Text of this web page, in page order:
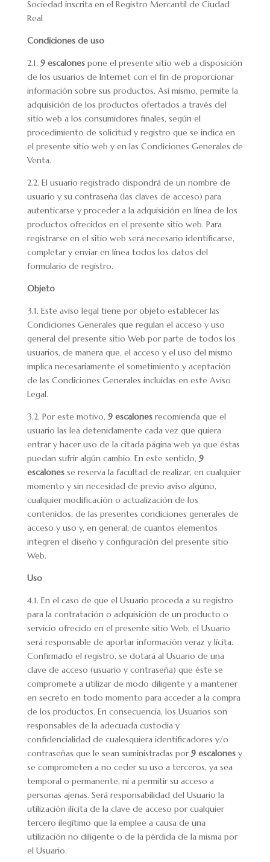
Sociedad inscrita en el Registro Mercantil de Ciudad
Real
Condiciones de uso
2.1. 9 escalonespone el presente sitio web a disposición
de los usuarios de Internet con el fin de proporcionar
información sobre sus productos. Así mismo, permite la
adquisición de los productos ofertados a través del
sitio web a los consumidores finales, según el
procedimiento de solicitud y registro que se indica en
el presente sitio web y en las Condiciones Generales de
Venta.
2.2. El usuario registrado dispondrá de un nombre de
usuario y su contraseña (las claves de acceso) para
autenticarse y proceder a la adquisición en línea de los
productos ofrecidos en el presente sitio web. Para
registrarse en el sitio web será necesario identificarse,
completar y enviar en línea todos los datos del
formulario de registro.
Objeto
3.1. Este aviso legal tiene por objeto establecer las
Condiciones Generales que regulan el acceso y uso
general del presente sitio Web por parte de todos los
usuarios, de manera que, el acceso y el uso del mismo
implica necesariamente el sometimiento y aceptación
de las Condiciones Generales incluidas en este Aviso
Legal.
3.2. Por este motivo, 9 escalones recomienda que el
usuario las lea detenidamente cada vez que quiera
entrar y hacer uso de la citada página web ya que éstas
puedan sufrir algún cambio. En este sentido, 9
escalones se reserva la facultad de realizar, en cualquier
momento y sin necesidad de previo aviso alguno,
cualquier modificación o actualización de los
contenidos, de las presentes condiciones generales de
acceso y uso y, en general, de cuantos elementos
integren el diseño y configuración del presente sitio
Web.
Uso
4.1. En el caso de que el Usuario proceda a su registro
para la contratación o adquisición de un producto o
servicio ofrecido en el presente sitio Web, el Usuario
será responsable de aportar información veraz y lícita.
Confirmado el registro, se dotará al Usuario de una
clave de acceso (usuario y contraseña) que éste se
compromete a utilizar de modo diligente y a mantener
en secreto en todo momento para acceder a la compra
de los productos. En consecuencia, los Usuarios son
responsables de la adecuada custodia y
confidencialidad de cualesquiera identificadores y/o
contraseñas que le sean suministradas por9 escalones y
se comprometen a no ceder su uso a terceros, ya sea
temporal o permanente, ni a permitir su acceso a
personas ajenas. Será responsabilidad del Usuario la
utilización ilícita de la clave de acceso por cualquier
tercero ilegítimo que la emplee a causa de una
utilización no diligente o de la pérdida de la misma por
el Usuario.